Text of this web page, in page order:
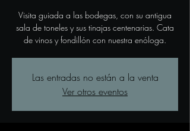
Visita guiada a las bodegas, con su antigua
sala de toneles y sus tinajas centenarias. Cata
de vinos y fondillón con nuestra enóloga.
Las entradas no están a la venta
Ver otros eventos